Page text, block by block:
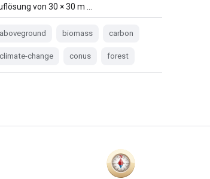
von 30 × 30 m …
aboveground biomass carbon
climate-change conus forest